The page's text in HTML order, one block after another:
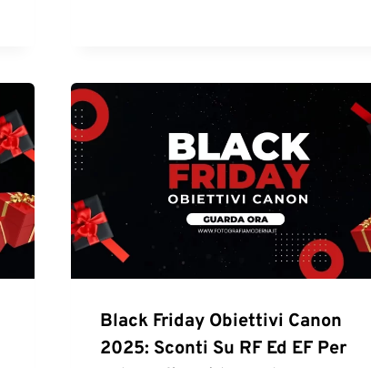
Black Friday Obiettivi Canon
2025: Sconti Su RF Ed EF Per